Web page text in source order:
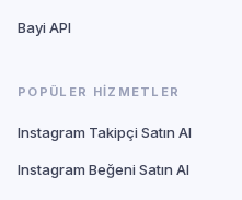
Bayi API
POPÜLER HIZMETLER
Instagram Takipçi Satın Al
Instagram Beğeni Satın Al